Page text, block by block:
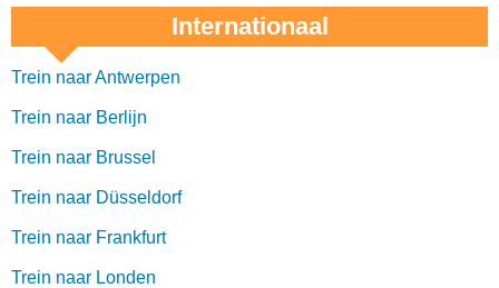
Internationaal
Trein naar Antwerpen
Trein naar Berlijn
Trein naar Brussel
Trein naar Düsseldorf
Trein naar Frankfurt
Trein naar Londen